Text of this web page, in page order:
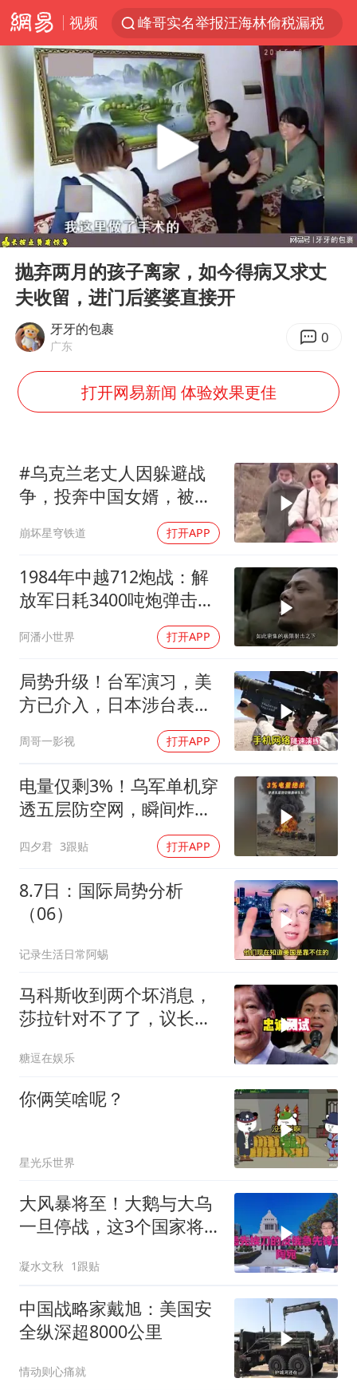
视频
峰哥实名举报汪海林偷税漏税
西湖突现狂风暴雨 游客瞬间被浇透
解锁各地夏日限定体验
男童模仿奥特曼从高处跳下致骨折
富婆带资进组给自己硬加60多场吻戏
黄金创今年来最大单周涨幅
名创优品一次性内裤 颜面尽失
视频丨中国东方电气集团原党组副书记、董事宋致远被查
金饰克价一夜涨回1300元
白海豚将正面袭击贯穿浙江
牛津大学一纸声明甩不了锅
网传《披荆斩棘2026》名单
“六爷”挂一颗出场
香港宏福苑火灾或由烟头引起
浙江台州《告全体市民书》
《给阿嬷的情书》售后来了
人民的健康、体质、幸福一脉相承
Play
00:00 12:45
抛弃两月的孩子离家，如今得病又求丈
夫收留，进门后婆婆直接开
牙牙的包裹
广东 0
打开网易新闻 体验效果更佳
#乌克兰老丈人因躲避战
争，投奔中国女婿，被眼
崩坏星穹铁道 打开APP
1984年中越712炮战：解
放军日耗3400吨炮弹击溃
阿潘小世界 打开APP
局势升级！台军演习，美
方已介入，日本涉台表述
突变，大陆已收到通知
周哥一影视 打开APP
电量仅剩3%！乌军单机穿
透五层防空网，瞬间炸飞
四夕君 3跟贴 打开APP
8.7日：国际局势分析
（06）
记录生活日常阿蜴
马科斯收到两个坏消息，
莎拉针对不了了，议长反
糖逗在娱乐
你俩笑啥呢？
星光乐世界
大风暴将至！大鹅与大乌
一旦停战，这3个国家将
凝水文秋 1跟贴
中国战略家戴旭：美国安
全纵深超8000公里
情动则心痛就